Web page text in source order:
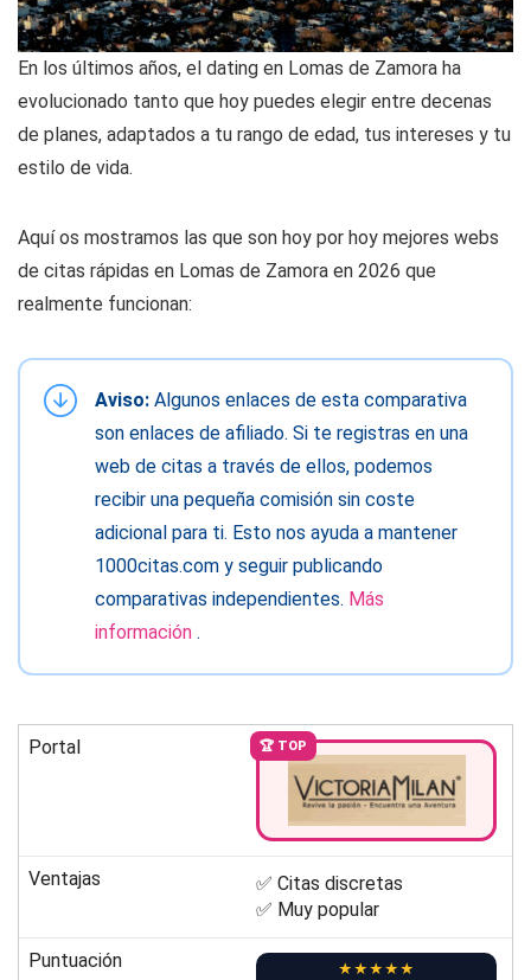
En los últimos años, el dating en Lomas de Zamora ha
evolucionado tanto que hoy puedes elegir entre decenas
de planes, adaptados a tu rango de edad, tus intereses y tu
estilo de vida.
Aquí os mostramos las que son hoy por hoy mejores webs
de citas rápidas en Lomas de Zamora en 2026 que
realmente funcionan:
Aviso: Algunos enlaces de esta comparativa
son enlaces de afiliado. Si te registras en una
web de citas a través de ellos, podemos
recibir una pequeña comisión sin coste
adicional para ti. Esto nos ayuda a mantener
1000citas.com y seguir publicando
comparativas independientes. Más
información .
Portal 🏆 TOP
Ventajas
✅ Citas discretas
✅ Muy popular
Puntuación ★★★★★